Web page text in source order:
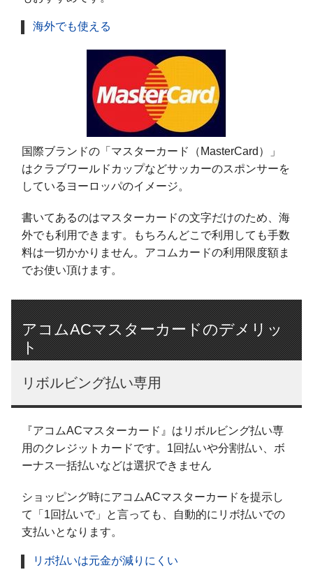
海外でも使える
国際ブランドの「マスターカード（MasterCard）」
はクラブワールドカップなどサッカーのスポンサーを
しているヨーロッパのイメージ。
書いてあるのはマスターカードの文字だけのため、海
外でも利用できます。もちろんどこで利用しても手数
料は一切かかりません。アコムカードの利用限度額ま
でお使い頂けます。
アコムACマスターカードのデメリッ
ト
リボルビング払い専用
『アコムACマスターカード』はリボルビング払い専
用のクレジットカードです。1回払いや分割払い、ボ
ーナス一括払いなどは選択できません
ショッピング時にアコムACマスターカードを提示し
て「1回払いで」と言っても、自動的にリボ払いでの
支払いとなります。
リボ払いは元金が減りにくい